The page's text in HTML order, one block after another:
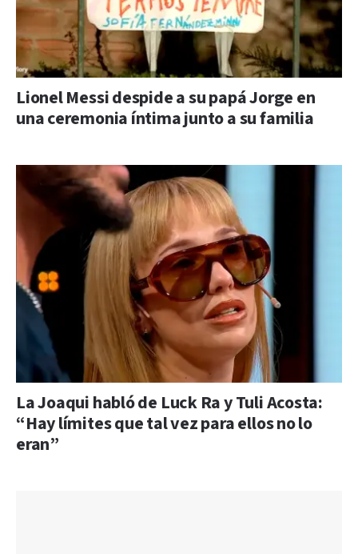
Lionel Messi despide a su papá Jorge en
una ceremonia íntima junto a su familia
La Joaqui habló de Luck Ra y Tuli Acosta:
“Hay límites que tal vez para ellos no lo
eran”